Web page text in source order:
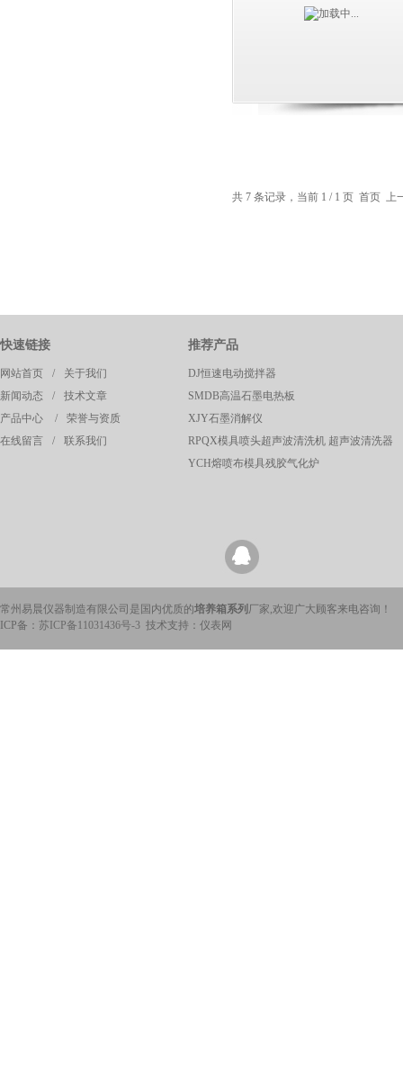
共 7 条记录，当前 1 / 1 页 首页
快速链接
网站首页 /
关于我们
新闻动态
/
技术文章
产品中心
/
荣誉与资质
在线留言
/ 联系我们
推荐产品
DJ恒速电动搅拌器
SMDB高温石墨电热板
XJY石墨消解仪
RPQX模具喷头超声波清洗机 超声波清洗器
YCH熔喷布模具残胶气化炉
常州易晨仪器制造有限公司是国内优质的培养箱系列 厂家,欢迎广大顾客来电咨询！
ICP备： 苏ICP备11031436号-3 技术支持：仪表网